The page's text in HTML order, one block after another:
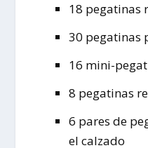
18 pegatinas
30 pegatinas
16 mini-
8 pegatinas
6 pares de
el calzado